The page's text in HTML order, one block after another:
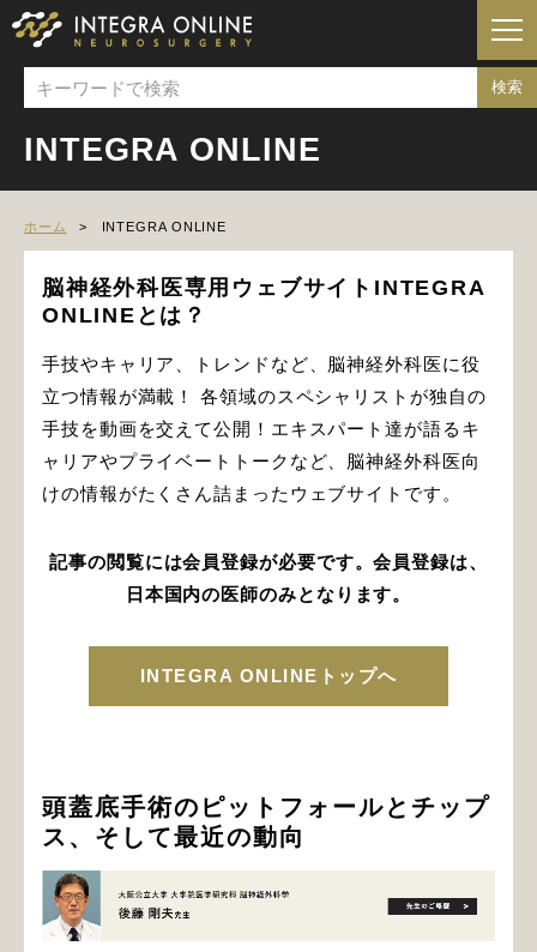
INTEGRA ONLINE
ホーム INTEGRA ONLINE
脳神経外科医専用ウェブサイトINTEGRA
ONLINEとは？
手技やキャリア、トレンドなど、脳神経外科医に役
立つ情報が満載！ 各領域のスペシャリストが独自の
手技を動画を交えて公開！エキスパート達が語るキ
ャリアやプライベートトークなど、脳神経外科医向
けの情報がたくさん詰まったウェブサイトです。
記事の閲覧には会員登録が必要です。会員登録は、
日本国内の医師のみとなります。
INTEGRA ONLINEトップへ
頭蓋底手術のピットフォールとチップ
ス、そして最近の動向